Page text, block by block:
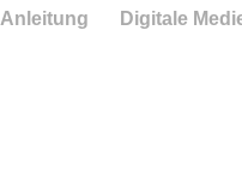
Anleitung Digitale